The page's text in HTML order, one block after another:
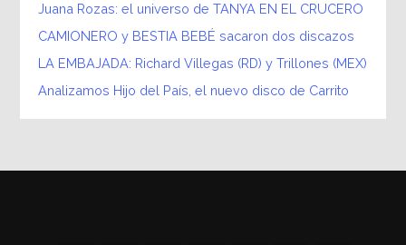
Juana Rozas: el universo de TANYA EN EL CRUCERO
CAMIONERO y BESTIA BEBÉ sacaron dos discazos
LA EMBAJADA: Richard Villegas (RD) y Trillones (MEX)
Analizamos Hijo del País, el nuevo disco de Carrito